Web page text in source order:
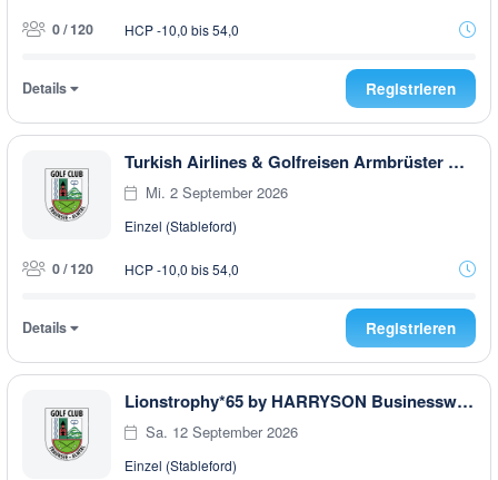
0 / 120 HCP -10,0 bis 54,0
Details Registrieren
Turkish Airlines & Golfreisen Armbrüster Golf Trophy 2026 powered by Dr. Theiss
Mi. 2 September 2026
Einzel (Stableford)
0 / 120 HCP -10,0 bis 54,0
Details Registrieren
Lionstrophy*65 by HARRYSON Businesswear
Sa. 12 September 2026
Einzel (Stableford)